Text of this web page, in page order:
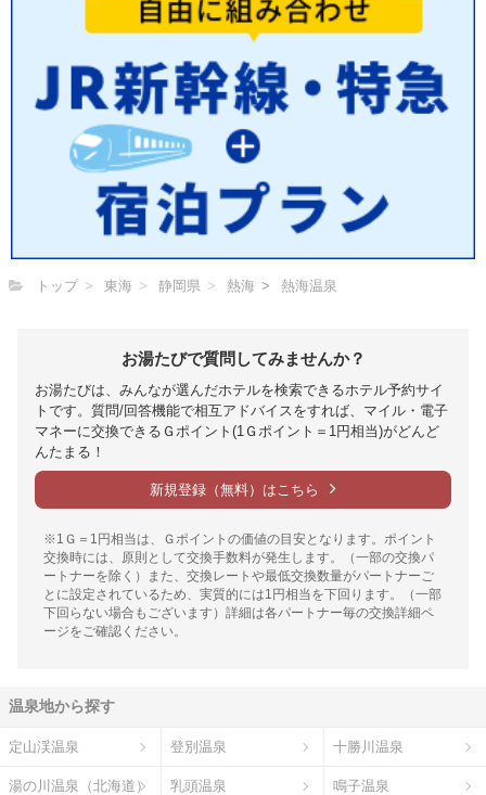
トップ 東海 静岡県 熱海 熱海温泉
お湯たびで質問してみませんか？
お湯たびは、みんなが選んだホテルを検索できるホテル予約サイ
トです。質問/回答機能で相互アドバイスをすれば、マイル・電子
マネーに交換できるＧポイント(1Ｇポイント＝1円相当)がどんど
んたまる！
新規登録（無料）はこちら
※1Ｇ＝1円相当は、Ｇポイントの価値の目安となります。ポイント
交換時には、原則として交換手数料が発生します。（一部の交換パ
ートナーを除く）また、交換レートや最低交換数量がパートナーご
とに設定されているため、実質的には1円相当を下回ります。（一部
下回らない場合もございます）詳細は各パートナー毎の交換詳細ペ
ージをご確認ください。
温泉地から探す
定山渓温泉 登別温泉 十勝川温泉
湯の川温泉（北海道） 乳頭温泉 鳴子温泉